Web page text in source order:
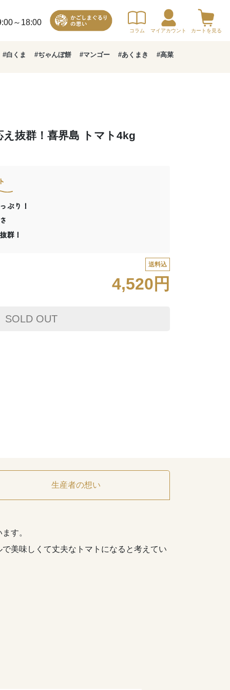
～18:00
コラム マイアカウント カートを見る
#白くま #ぢゃんぼ餅 #マンゴー #あくまき #高菜
抜群！喜界島 トマト4kg
ぷり！
群！
送料込
4,520円
SOLD OUT
生産者の想い
す。
美味しくて丈夫なトマトになると考えてい